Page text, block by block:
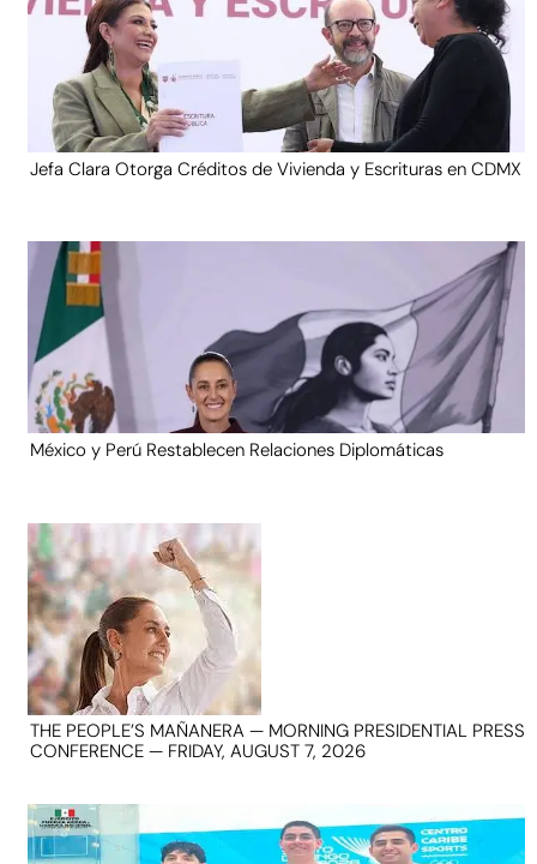
Jefa Clara Otorga Créditos de Vivienda y Escrituras en CDMX
México y Perú Restablecen Relaciones Diplomáticas
THE PEOPLE’S MAÑANERA — MORNING PRESIDENTIAL PRESS
CONFERENCE — FRIDAY, AUGUST 7, 2026